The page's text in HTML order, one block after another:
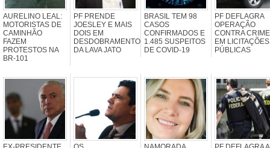
AURELINO LEAL:
MOTORISTAS DE
CAMINHÃO
FAZEM
PROTESTOS NA
BR-101
PF PRENDE
JOESLEY E MAIS
DOIS EM
DESDOBRAMENTO
DA LAVA JATO
BRASIL TEM 98
CASOS
CONFIRMADOS E
1.485 SUSPEITOS
DE COVID-19
PF DEFLAGRA
OPERAÇÃO
CONTRA
EM LICITAÇÕES
PÚBLICAS